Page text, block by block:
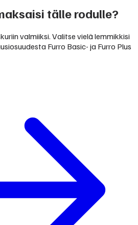
tälle rodulle?
valmiiksi. Valitse vielä lemmikkisi
Furro Basic- ja Furro Plus